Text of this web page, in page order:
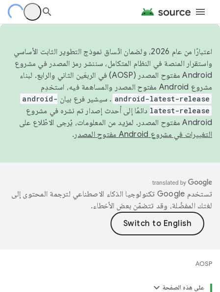
اعتبارًا من عام 2026، ولضمان اتّساق نموذج التطوير الثابت الأساسي
واستقرار المنصة في النظام المتكامل، سننشر رمز المصدر في مشروع
Android مفتوح المصدر (AOSP) في الربعَين الثاني والرابع. لبناء
مشروع Android مفتوح المصدر والمساهمة فيه، استخدِم
android-latest-release . سيشير فرع بيان android-
latest-release دائمًا إلى أحدث إصدار تم نشره في مشروع
Android مفتوح المصدر. لمزيد من المعلومات، يُرجى الاطّلاع على
التغييرات في مشروع Android مفتوح المصدر
.
تستخدم Google تكنولوجيا الذكاء الاصطناعي لترجمة المحتوى إلى
لغتك المفضّلة، وقد تتضمّن بعض الأخطاء.
AOSP
على هذه الصفحة